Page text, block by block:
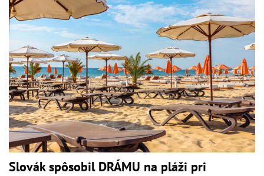
Slovák spôsobil DRÁMU na pláži pri